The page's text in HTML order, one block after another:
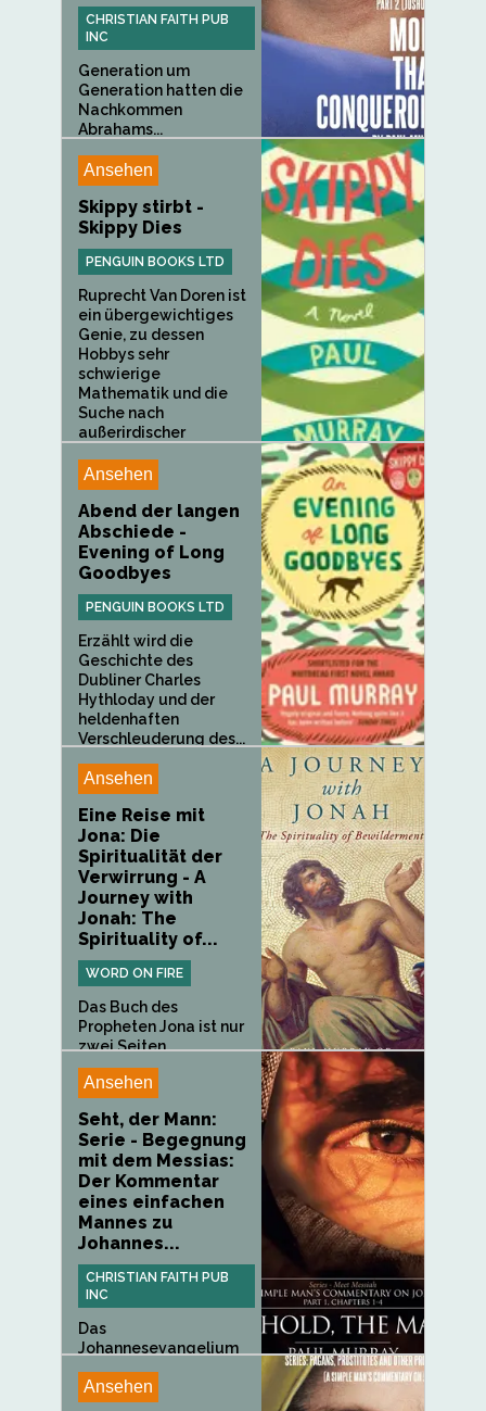
CHRISTIAN FAITH PUB
INC
Generation um
Generation hatten die
Nachkommen
Abrahams...
Ansehen
Skippy stirbt -
Skippy Dies
PENGUIN BOOKS LTD
Ruprecht Van Doren ist
ein übergewichtiges
Genie, zu dessen
Hobbys sehr
schwierige
Mathematik und die
Suche nach
außerirdischer
Ansehen
Abend der langen
Abschiede -
Evening of Long
Goodbyes
PENGUIN BOOKS LTD
Erzählt wird die
Geschichte des
Dubliner Charles
Hythloday und der
heldenhaften
Verschleuderung des...
Ansehen
Eine Reise mit
Jona: Die
Spiritualität der
Verwirrung - A
Journey with
Jonah: The
Spirituality of...
WORD ON FIRE
Das Buch des
Propheten Jona ist nur
zwei Seiten...
Ansehen
Seht, der Mann:
Serie - Begegnung
mit dem Messias:
Der Kommentar
eines einfachen
Mannes zu
Johannes...
CHRISTIAN FAITH PUB
INC
Das
Johannesevangelium
es...
Ansehen